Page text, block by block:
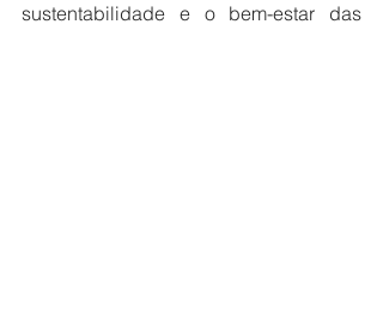
sustentabilidade e o bem-estar das